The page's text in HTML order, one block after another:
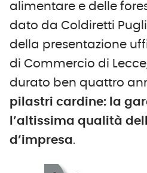
alimentare e delle
dato da Coldiretti
della presentazione
di Commercio di
durato ben quattro
pilastri cardine: la
l’altissima qualità
d’impresa.